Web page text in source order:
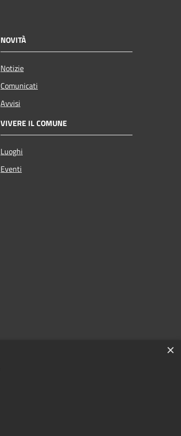
NOVITÀ
Notizie
Comunicati
Avvisi
VIVERE IL COMUNE
Luoghi
Eventi
by
×